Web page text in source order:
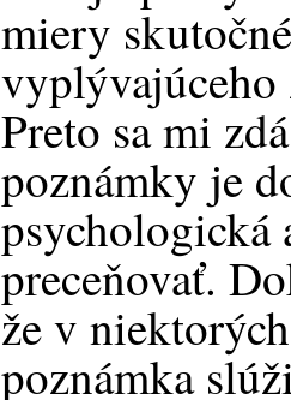
miery
vyplývajúceho
Preto sa mi
poznámky je
psychologická
preceňovať.
že v
poznámka